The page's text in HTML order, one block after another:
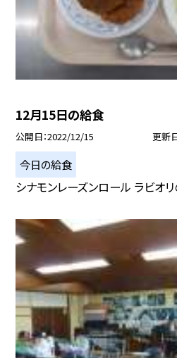
12月15日の給食
公開日 2022/12/15 更新
今日の給食
シナモンレーズンロール ラビオ